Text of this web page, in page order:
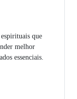
que
melhor
essenciais.